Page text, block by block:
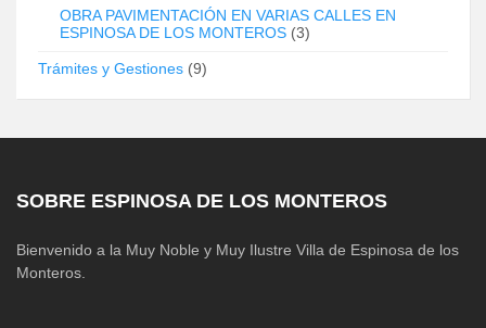
OBRA PAVIMENTACIÓN EN VARIAS CALLES EN
ESPINOSA DE LOS MONTEROS (3)
Trámites y Gestiones (9)
SOBRE ESPINOSA DE LOS MONTEROS
Bienvenido a la Muy Noble y Muy Ilustre Villa de Espinosa de los
Monteros.